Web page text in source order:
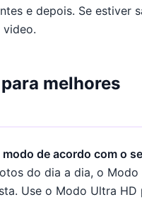
e depois. Se estiver
melhores
de acordo com o
do dia a dia, o Modo
Use o Modo Ultra HD